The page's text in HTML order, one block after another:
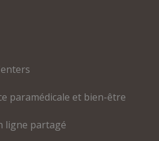
paramédicale et bien-être
ligne partagé